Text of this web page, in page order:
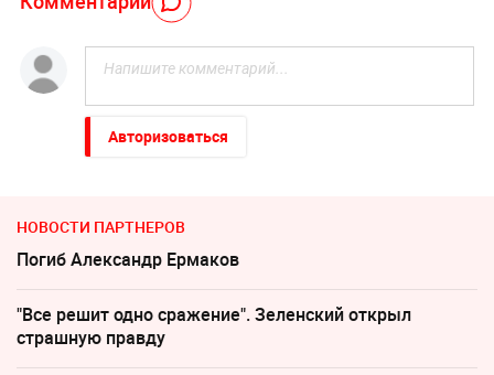
Авторизоваться
НОВОСТИ ПАРТНЕРОВ
Погиб Александр Ермаков
"Все решит одно сражение". Зеленский открыл
страшную правду